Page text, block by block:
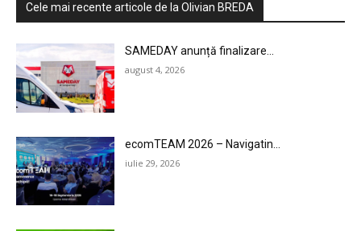
MARKETING
LEGAL & DP
CONTACT
Cele mai recente articole de la Olivian BREDA
SAMEDAY anunță finalizare...
august 4, 2026
ecomTEAM 2026 – Navigatin...
iulie 29, 2026